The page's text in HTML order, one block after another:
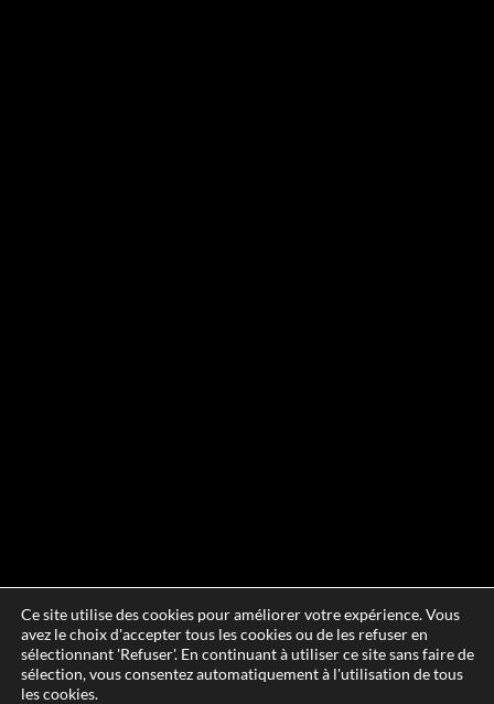
Ce site utilise des cookies pour améliorer votre expérience. Vous
avez le choix d'accepter tous les cookies ou de les refuser en
sélectionnant 'Refuser'. En continuant à utiliser ce site sans faire de
sélection, vous consentez automatiquement à l'utilisation de tous
les cookies.